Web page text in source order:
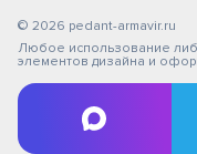
© 2026 pedant-armavir.ru
Любое использование
элементов дизайна и